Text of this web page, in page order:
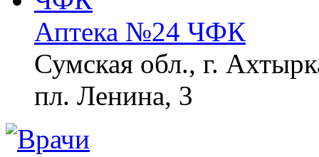
Аптека №24 ЧФК
Сумская обл., г.
пл. Ленина, 3